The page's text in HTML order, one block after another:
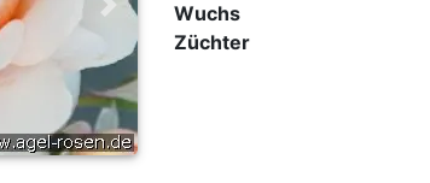
Next
Wuchs
Züchter